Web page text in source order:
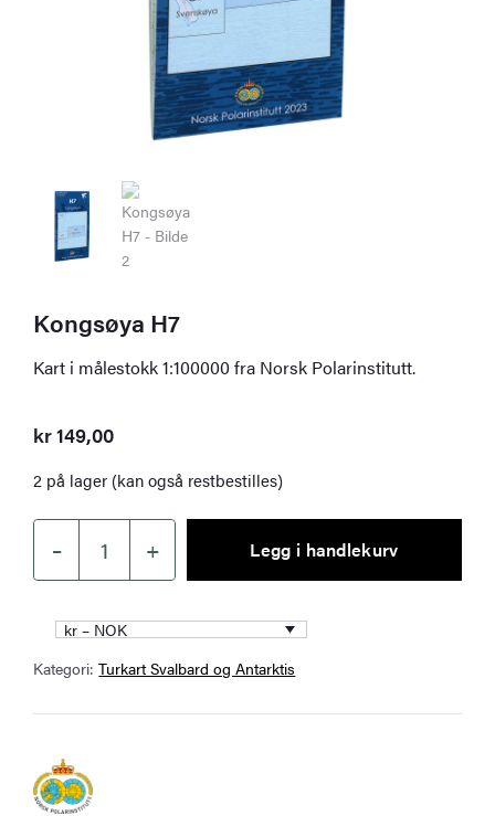
Kongsøya H7
Kart i målestokk 1:100000 fra Norsk Polarinstitutt.
kr149,00
2 på lager (kan også restbestilles)
–
Kongsøya
H7
antall
+ Legg i handlekurv
kr – NOK
Kategori:Turkart Svalbard og Antarktis